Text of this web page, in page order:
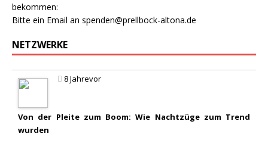
bekommen:
Bitte ein Email an spenden@prellbock-altona.de
NETZWERKE
8 Jahrevor
Von der Pleite zum Boom: Wie Nachtzüge zum Trend
wurden